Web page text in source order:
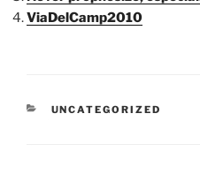
ViaDelCamp2010
CATEGORIE
UNCATEGORIZED